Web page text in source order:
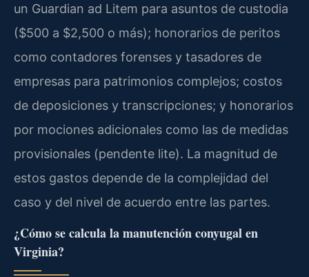
un Guardian ad Litem para asuntos de custodia
($500 a $2,500 o más); honorarios de peritos
como contadores forenses y tasadores de
empresas para patrimonios complejos; costos
de deposiciones y transcripciones; y honorarios
por mociones adicionales como las de medidas
provisionales (pendente lite). La magnitud de
estos gastos depende de la complejidad del
caso y del nivel de acuerdo entre las partes.
¿Cómo se calcula la manutención conyugal en
Virginia?